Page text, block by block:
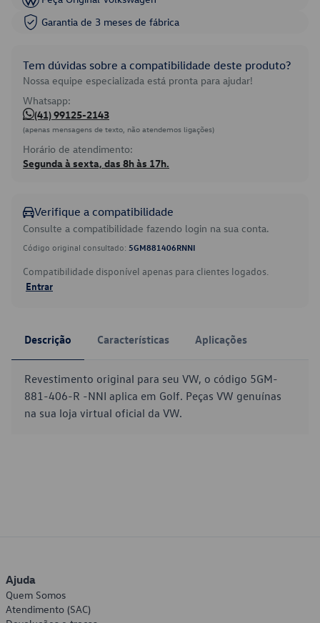
Garantia de 3 meses de fábrica
Tem dúvidas sobre a compatibilidade deste produto?
Nossa equipe especializada está pronta para ajudar!
Whatsapp:
(41) 99125-2143
(apenas mensagens de texto, não atendemos ligações)
Horário de atendimento:
Segunda à sexta, das 8h às 17h.
Verifique a compatibilidade
Consulte a compatibilidade fazendo login na sua conta.
Código original consultado: 5GM881406RNNI
Compatibilidade disponível apenas para clientes logados.
Entrar
Descrição Características Aplicações
Revestimento original para seu VW, o código 5GM-
881-406-R -NNI aplica em Golf. Peças VW genuínas
na sua loja virtual oficial da VW.
Ajuda
Quem Somos
Atendimento (SAC)